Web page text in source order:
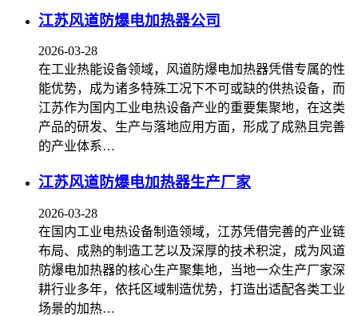
江苏风道防爆电加热器公司
2026-03-28
在工业热能设备领域，风道防爆电加热器凭借专属的性
能优势，成为诸多特殊工况下不可或缺的供热设备，而
江苏作为国内工业电热设备产业的重要集聚地，在这类
产品的研发、生产与落地应用方面，形成了成熟且完善
的产业体系…
江苏风道防爆电加热器生产厂家
2026-03-28
在国内工业电热设备制造领域，江苏凭借完善的产业链
布局、成熟的制造工艺以及深厚的技术积淀，成为风道
防爆电加热器的核心生产聚集地，当地一众生产厂家深
耕行业多年，依托区域制造优势，打造出适配各类工业
场景的加热…